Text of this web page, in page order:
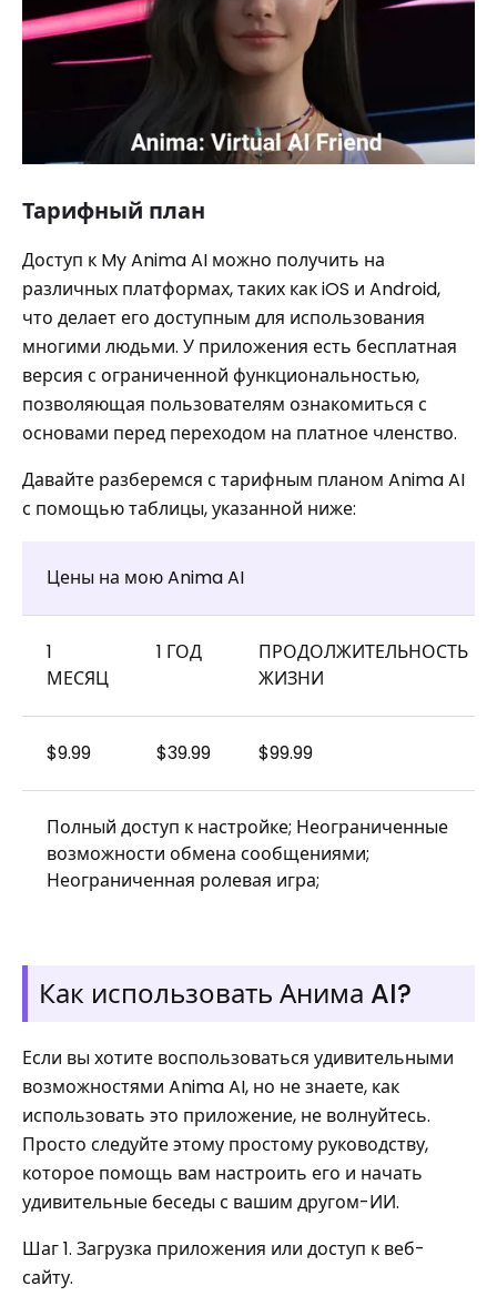
Тарифный план
Доступ к My Anima AI можно получить на
различных платформах, таких как iOS и Android,
что делает его доступным для использования
многими людьми. У приложения есть бесплатная
версия с ограниченной функциональностью,
позволяющая пользователям ознакомиться с
основами перед переходом на платное членство.
Давайте разберемся с тарифным планом Anima AI
с помощью таблицы, указанной ниже:
Цены на мою Anima AI
1
МЕСЯЦ
1 ГОД
ПРОДОЛЖИТЕЛЬНОСТЬ
ЖИЗНИ
$9.99 $39.99 $99.99
Полный доступ к настройке; Неограниченные
возможности обмена сообщениями;
Неограниченная ролевая игра;
Как использовать Анима AI?
Если вы хотите воспользоваться удивительными
возможностями Anima AI, но не знаете, как
использовать это приложение, не волнуйтесь.
Просто следуйте этому простому руководству,
которое помощь вам настроить его и начать
удивительные беседы с вашим другом-ИИ.
Шаг 1. Загрузка приложения или доступ к веб-
сайту.